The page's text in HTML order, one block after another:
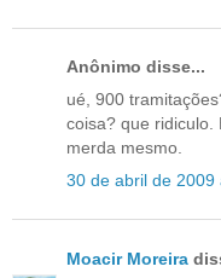
Anônimo disse...
ué, 900
coisa? que ridiculo.
merda mesmo.
30 de abril de 2009
Moacir Moreira